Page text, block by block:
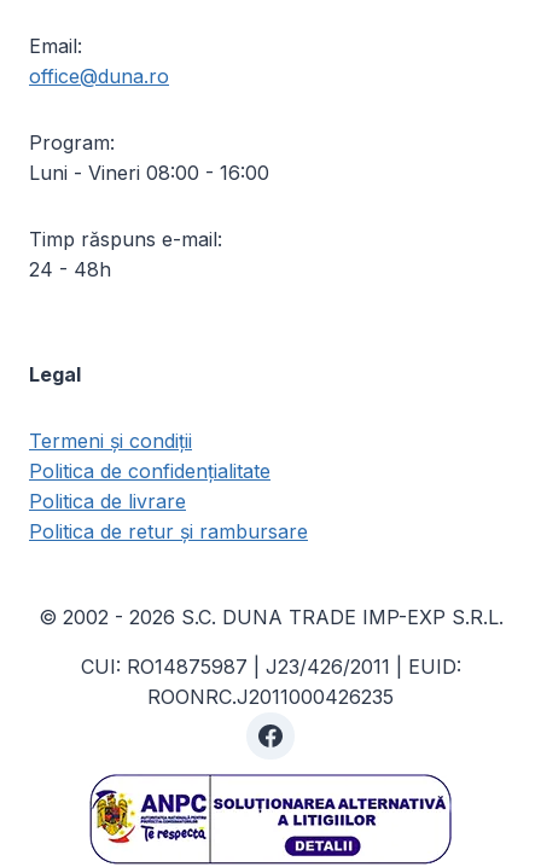
Email:
office@duna.ro
Program:
Luni - Vineri 08:00 - 16:00
Timp răspuns e-mail:
24 - 48h
Legal
Termeni și condiții
Politica de confidențialitate
Politica de livrare
Politica de retur și rambursare
© 2002 - 2026 S.C. DUNA TRADE IMP-EXP S.R.L.
CUI: RO14875987 | J23/426/2011 | EUID:
ROONRC.J2011000426235